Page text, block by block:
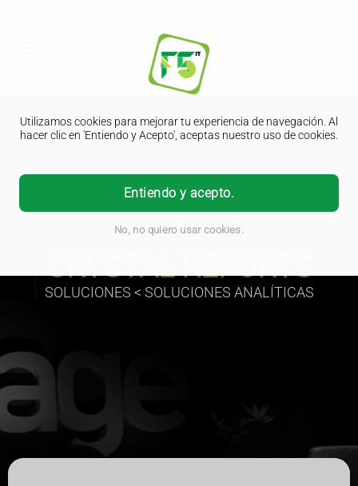
Utilizamos cookies para mejorar tu experiencia de navegación. Al
hacer clic en 'Entiendo y Acepto', aceptas nuestro uso de cookies.
Entiendo y acepto.
No, no quiero usar cookies.
CRYSTAL REPORTS
SOLUCIONES < SOLUCIONES ANALÍTICAS